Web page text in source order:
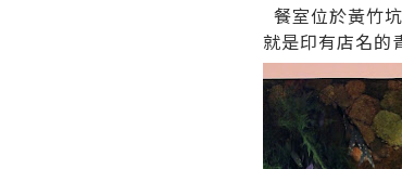
餐室位於黃竹
就是印有店名的